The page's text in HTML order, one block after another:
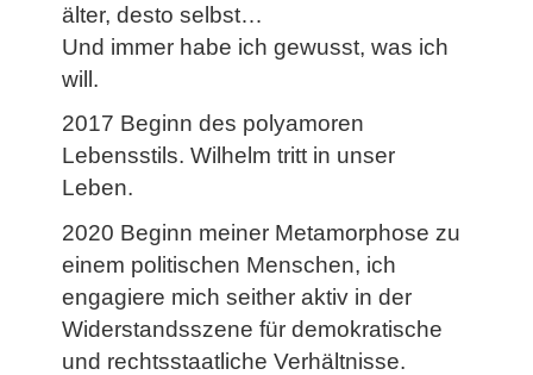
älter, desto selbst…
Und immer habe ich gewusst, was ich
will.
2017 Beginn des polyamoren
Lebensstils. Wilhelm tritt in unser
Leben.
2020 Beginn meiner Metamorphose zu
einem politischen Menschen, ich
engagiere mich seither aktiv in der
Widerstandsszene für demokratische
und rechtsstaatliche Verhältnisse.